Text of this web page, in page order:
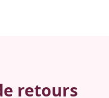
retours